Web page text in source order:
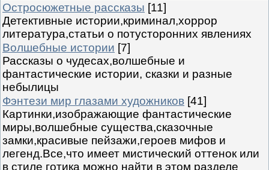
Остросюжетные рассказы [11]
Детективные истории,криминал,хоррор
литература,статьи о потусторонних явлениях
Волшебные истории [7]
Рассказы о чудесах,волшебные и
фантастические истории, сказки и разные
небылицы
Фэнтези мир глазами художников [41]
Картинки,изображающие фантастические
миры,волшебные существа,сказочные
замки,красивые пейзажи,героев мифов и
легенд.Все,что имеет мистический оттенок или
в стиле готика можно найти в этом разделе